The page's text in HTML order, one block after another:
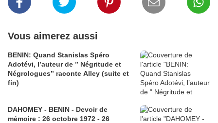
Vous aimerez aussi
BENIN: Quand Stanislas Spéro
Adotévi, l’auteur de ” Négritude et
Négrologues” raconte Alley (suite et
fin)
DAHOMEY - BENIN - Devoir de
mémoire : 26 octobre 1972 - 26